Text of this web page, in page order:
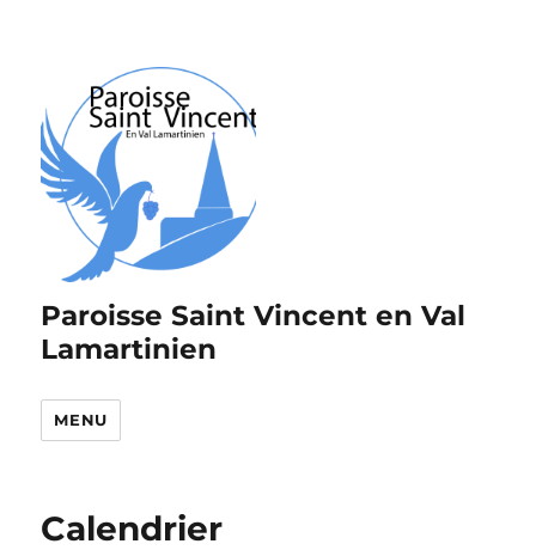
Paroisse Saint Vincent en Val
Lamartinien
MENU
Calendrier